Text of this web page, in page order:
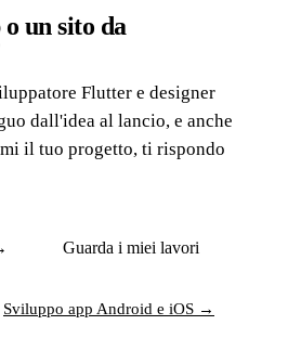
un sito da
Flutter e designer
dall'idea al lancio, e anche
il tuo progetto, ti rispondo
Guarda i miei lavori
Sviluppo app Android e iOS →